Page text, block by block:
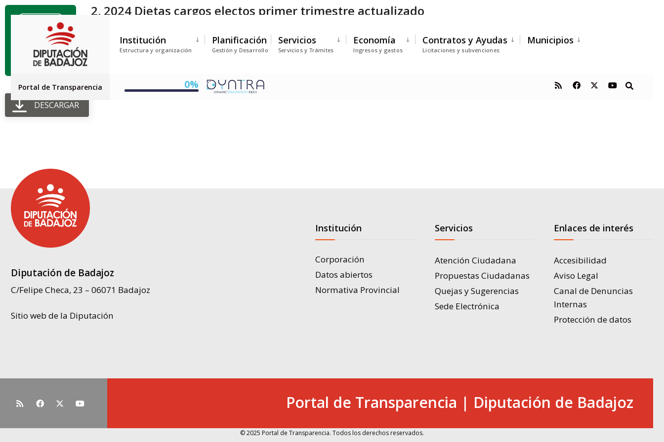
Institución
Estructura y organización
Planificación
Gestión y Desarrollo
Servicios
Servicios y Trámites
Economía
Ingresos y gastos
Contratos y Ayudas
Licitaciones y subvenciones
Municipios
Portal de Transparencia 0%
2. 2024 Dietas cargos electos primer trimestre actualizado
Creado: 03-07-2025
Actualizado: 16-09-2025
DESCARGAR
Diputación de Badajoz
C/Felipe Checa, 23 – 06071 Badajoz
Sitio web de la Diputación
Institución
Corporación
Datos abiertos
Normativa Provincial
Servicios
Atención Ciudadana
Propuestas Ciudadanas
Quejas y Sugerencias
Sede Electrónica
Enlaces de interés
Accesibilidad
Aviso Legal
Canal de Denuncias
Internas
Protección de datos
Portal de Transparencia | Diputación de Badajoz
© 2025 Portal de Transparencia. Todos los derechos reservados.